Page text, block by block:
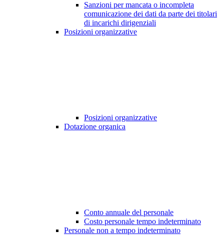
Sanzioni per mancata o incompleta
comunicazione dei dati da parte dei titolari
di incarichi dirigenziali
Posizioni organizzative
Posizioni organizzative
Dotazione organica
Conto annuale del personale
Costo personale tempo indeterminato
Personale non a tempo indeterminato